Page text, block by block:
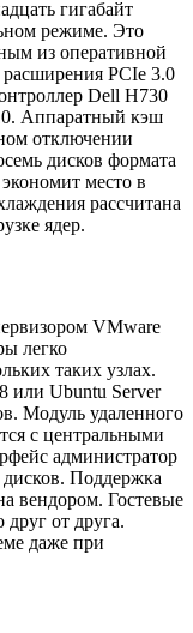
гигабайт
режиме. Это
из оперативной
PCIe 3.0
Dell H730
Аппаратный кэш
отключении
дисков формата
место в
рассчитана
ядер.
VMware
легко
таких узлах.
или Ubuntu Server
Модуль удаленного
с центральными
администратор
дисков. Поддержка
вендором. Гостевые
от друга.
даже при